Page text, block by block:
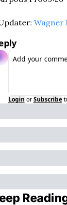
Wagner
Login or Subscribe